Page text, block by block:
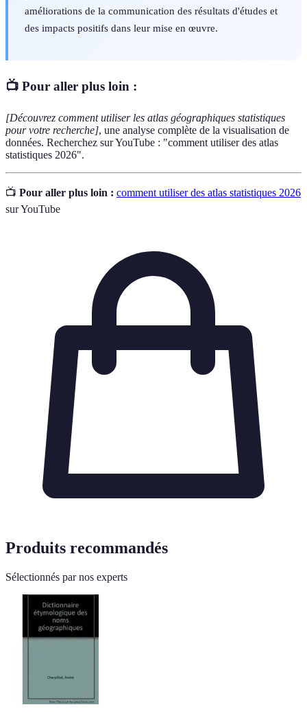
améliorations de la communication des résultats d'études et
des impacts positifs dans leur mise en œuvre.
📺 Pour aller plus loin :
[Découvrez comment utiliser les atlas géographiques statistiques
pour votre recherche], une analyse complète de la visualisation de
données. Recherchez sur YouTube : "comment utiliser des atlas
statistiques 2026".
📺 Pour aller plus loin : comment utiliser des atlas statistiques 2026
sur YouTube
Produits recommandés
Sélectionnés par nos experts